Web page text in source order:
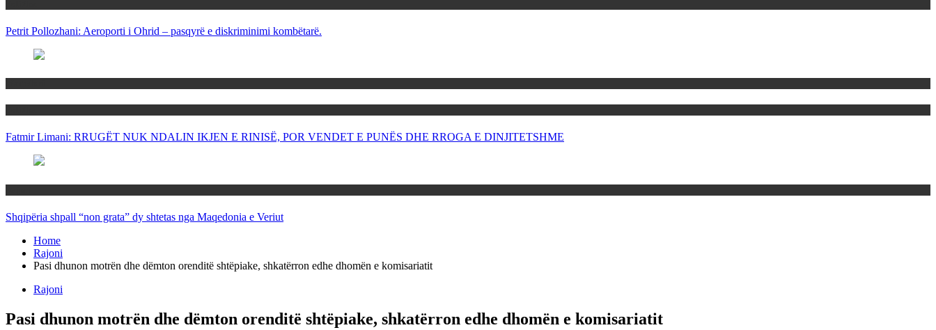
Petrit Pollozhani: Aeroporti i Ohrid – pasqyrë e diskriminimi kombëtarë.
Fatmir Limani: RRUGËT NUK NDALIN IKJEN E RINISË, POR VENDET E PUNËS DHE RROGA E DINJITETSHME
Shqipëria shpall “non grata” dy shtetas nga Maqedonia e Veriut
Home
Rajoni
Pasi dhunon motrën dhe dëmton orenditë shtëpiake, shkatërron edhe dhomën e komisariatit
Rajoni
Pasi dhunon motrën dhe dëmton orenditë shtëpiake, shkatërron edhe dhomën e komisariatit